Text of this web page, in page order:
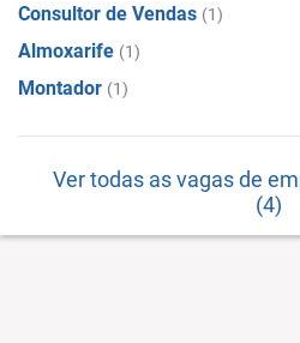
Consultor de Vendas (1)
Almoxarife (1)
Montador (1)
Ver todas as vagas de
(4)